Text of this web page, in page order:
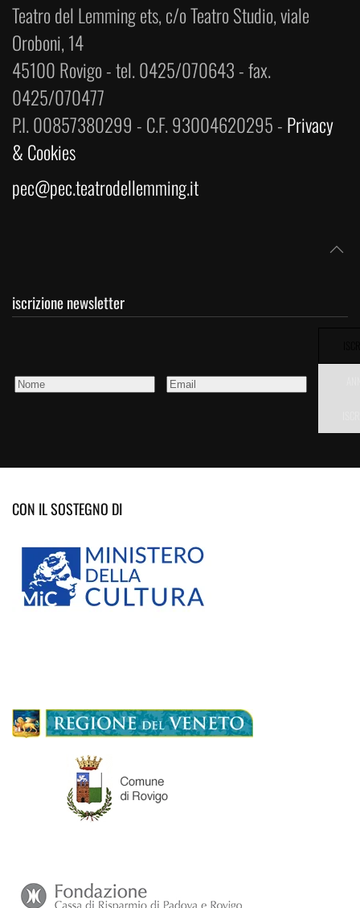
Teatro del Lemming ets, c/o Teatro Studio, viale
Oroboni, 14
45100 Rovigo - tel. 0425/070643 - fax.
0425/070477
P.I. 00857380299 - C.F. 93004620295 - Privacy
& Cookies
pec@pec.teatrodellemming.it
iscrizione newsletter
CON IL SOSTEGNO DI